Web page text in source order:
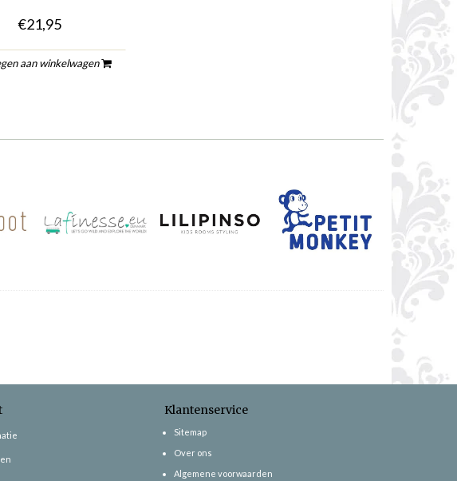
€21,95
aan winkelwagen
Klantenservice
Sitemap
Over ons
Algemene voorwaarden